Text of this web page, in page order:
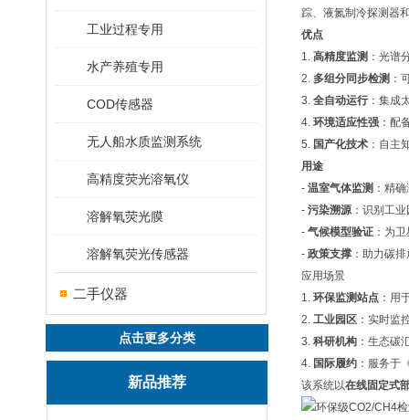
工业过程专用
水产养殖专用
COD传感器
无人船水质监测系统
高精度荧光溶氧仪
溶解氧荧光膜
溶解氧荧光传感器
二手仪器
点击更多分类
新品推荐
踪、液氮制冷探测器
优点
1. 高精度监测 ：光谱
2. 多组分同步检测 ：
3. 全自动运行：集成
4. 环境适应性强 ：配
5. 国产化技术 ：自主
用途
- 温室气体监测 ：精
- 污染溯源：识别工
- 气候模型验证 ：为
- 政策支撑 ：助力碳
应用场景
1. 环保监测站点 ：用
2. 工业园区 ：实时监
3. 科研机构 ：生态碳
4. 国际履约 ：服务于
该系统以在线固定式